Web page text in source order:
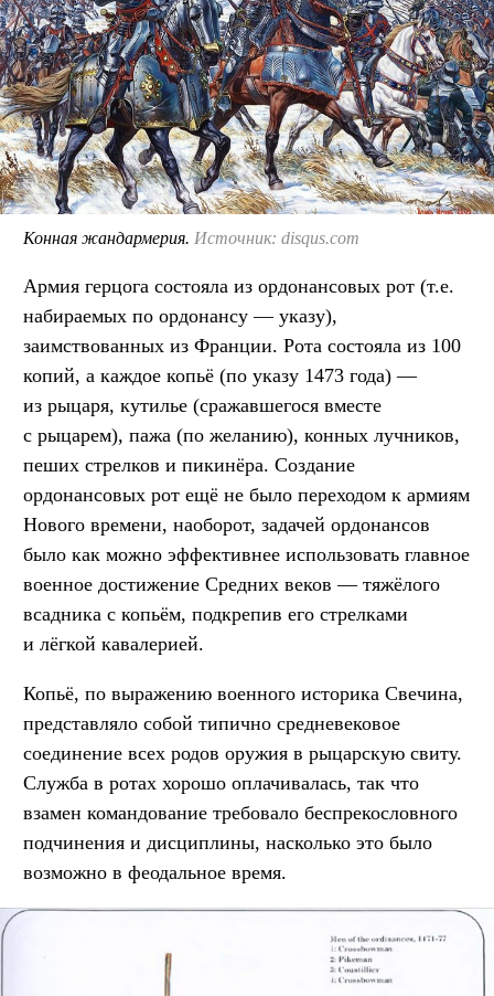
Конная жандармерия. Источник: disqus.com
Армия герцога состояла из ордонансовых рот (т.е.
набираемых по ордонансу — указу),
заимствованных из Франции. Рота состояла из 100
копий, а каждое копьё (по указу 1473 года) —
из рыцаря, кутилье (сражавшегося вместе
с рыцарем), пажа (по желанию), конных лучников,
пеших стрелков и пикинёра. Создание
ордонансовых рот ещё не было переходом к армиям
Нового времени, наоборот, задачей ордонансов
было как можно эффективнее использовать главное
военное достижение Средних веков — тяжёлого
всадника с копьём, подкрепив его стрелками
и лёгкой кавалерией.
Копьё, по выражению военного историка Свечина,
представляло собой типично средневековое
соединение всех родов оружия в рыцарскую свиту.
Служба в ротах хорошо оплачивалась, так что
взамен командование требовало беспрекословного
подчинения и дисциплины, насколько это было
возможно в феодальное время.